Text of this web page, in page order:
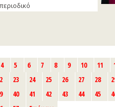
4 5 6 7 8 9 10 11
23 24 25 26 27 28
40 41 42 43 44 45